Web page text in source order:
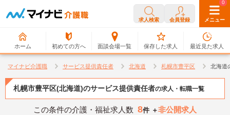
求人検索 会員登録 メニュー
ホーム 初めての方へ 面談会場一覧
0
保存した求人
0
最近見た求人
マイナビ介護職 サービス提供責任者 北海道 札幌市豊平区 北海道
札幌市豊平区(北海道)のサービス提供責任者の求人・転職一覧
この条件の介護・福祉求人数 8件 ＋非公開求人